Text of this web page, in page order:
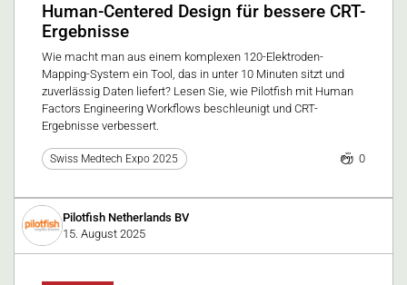
Human-Centered Design für bessere CRT-
Ergebnisse
Wie macht man aus einem komplexen 120-Elektroden-
Mapping-System ein Tool, das in unter 10 Minuten sitzt und
zuverlässig Daten liefert? Lesen Sie, wie Pilotfish mit Human
Factors Engineering Workflows beschleunigt und CRT-
Ergebnisse verbessert.
Swiss Medtech Expo 2025 0
Pilotfish Netherlands BV
15. August 2025